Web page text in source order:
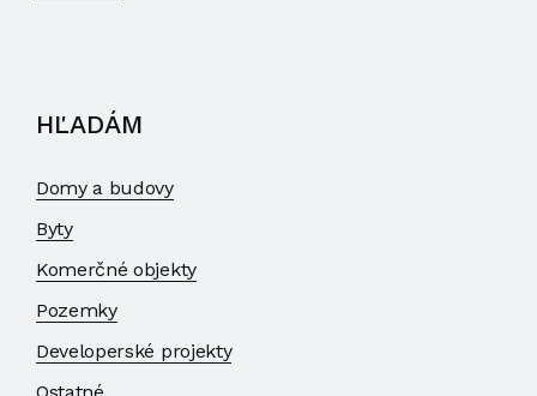
HĽADÁM
Domy a budovy
Byty
Komerčné objekty
Pozemky
Developerské projekty
Ostatné